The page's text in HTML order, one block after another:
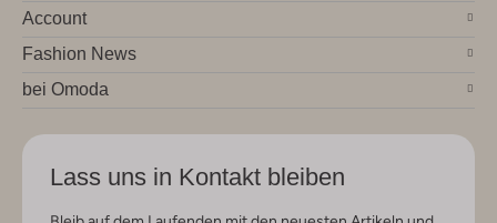
Account
Fashion News
bei Omoda
Lass uns in Kontakt bleiben